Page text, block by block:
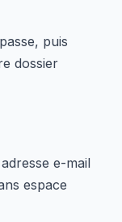
puis
dossier
e-mail
espace